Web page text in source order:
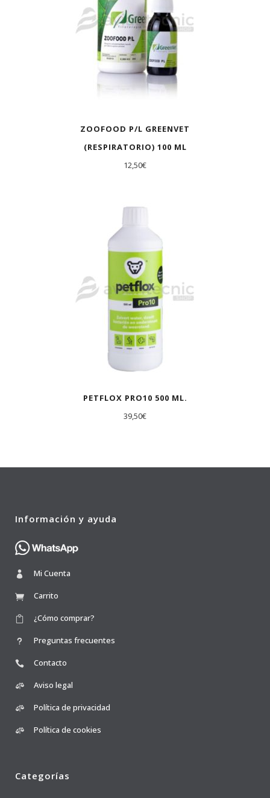
ZOOFOOD P/L GREENVET
(RESPIRATORIO) 100 ML
12,50€
PETFLOX PRO10 500 ML.
39,50€
Información y ayuda
Mi Cuenta
Carrito
¿Cómo comprar?
Preguntas frecuentes
Contacto
Aviso legal
Política de privacidad
Política de cookies
Categorías